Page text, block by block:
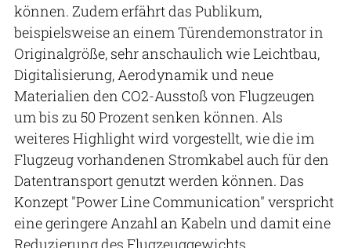
können. Zudem erfährt das Publikum,
beispielsweise an einem Türendemonstrator in
Originalgröße, sehr anschaulich wie Leichtbau,
Digitalisierung, Aerodynamik und neue
Materialien den CO2-Ausstoß von Flugzeugen
um bis zu 50 Prozent senken können. Als
weiteres Highlight wird vorgestellt, wie die im
Flugzeug vorhandenen Stromkabel auch für den
Datentransport genutzt werden können. Das
Konzept "Power Line Communication" verspricht
eine geringere Anzahl an Kabeln und damit eine
Reduzierung des Flugzeuggewichts.